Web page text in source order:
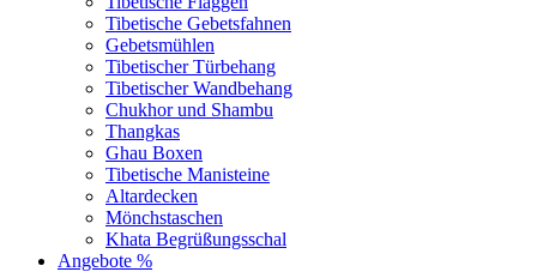
Tibetische Gebetsfahnen
Gebetsmühlen
Tibetischer Türbehang
Tibetischer Wandbehang
Chukhor und Shambu
Thangkas
Ghau Boxen
Tibetische Manisteine
Altardecken
Mönchstaschen
Khata Begrüßungsschal
Angebote %